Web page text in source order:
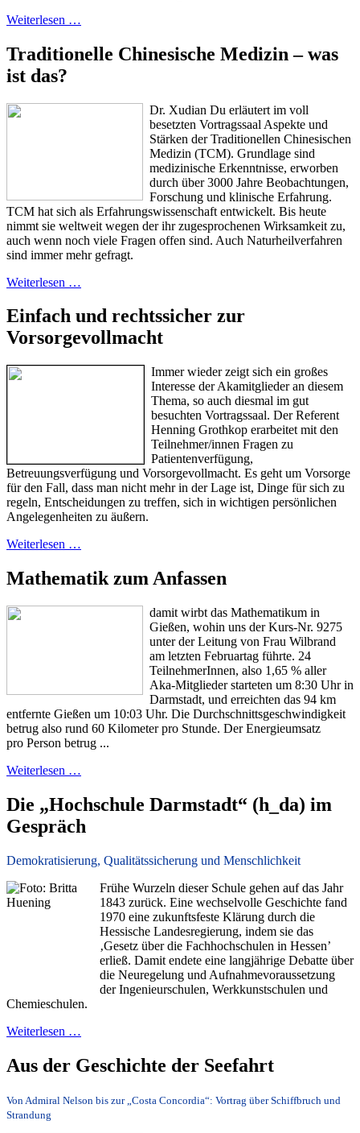
Weiterlesen …
Traditionelle Chinesische Medizin – was
ist das?
Dr. Xudian Du erläutert im voll
besetzten Vortragssaal Aspekte und
Stärken der Traditionellen Chinesischen
Medizin (TCM). Grundlage sind
medizinische Erkenntnisse, erworben
durch über 3000 Jahre Beobachtungen,
Forschung und klinische Erfahrung.
TCM hat sich als Erfahrungswissenschaft entwickelt. Bis heute
nimmt sie weltweit wegen der ihr zugesprochenen Wirksamkeit zu,
auch wenn noch viele Fragen offen sind. Auch Naturheilverfahren
sind immer mehr gefragt.
Weiterlesen …
Einfach und rechtssicher zur
Vorsorgevollmacht
Immer wieder zeigt sich ein großes
Interesse der Akamitglieder an diesem
Thema, so auch diesmal im gut
besuchten Vortragssaal. Der Referent
Henning Grothkop erarbeitet mit den
Teilnehmer/innen Fragen zu
Patientenverfügung,
Betreuungsverfügung und Vorsorgevollmacht. Es geht um Vorsorge
für den Fall, dass man nicht mehr in der Lage ist, Dinge für sich zu
regeln, Entscheidungen zu treffen, sich in wichtigen persönlichen
Angelegenheiten zu äußern.
Weiterlesen …
Mathematik zum Anfassen
damit wirbt das Mathematikum in
Gießen, wohin uns der Kurs-Nr. 9275
unter der Leitung von Frau Wilbrand
am letzten Februartag führte. 24
TeilnehmerInnen, also 1,65 % aller
Aka-Mitglieder starteten um 8:30 Uhr in
Darmstadt, und erreichten das 94 km
entfernte Gießen um 10:03 Uhr. Die Durchschnittsgeschwindigkeit
betrug also rund 60 Kilometer pro Stunde. Der Energieumsatz
pro Person betrug ...
Weiterlesen …
Die „Hochschule Darmstadt“ (h_da) im
Gespräch
Demokratisierung, Qualitätssicherung und Menschlichkeit
Frühe Wurzeln dieser Schule gehen auf das Jahr
1843 zurück. Eine wechselvolle Geschichte fand
1970 eine zukunftsfeste Klärung durch die
Hessische Landesregierung, indem sie das
‚Gesetz über die Fachhochschulen in Hessen’
erließ. Damit endete eine langjährige Debatte über
die Neuregelung und Aufnahmevoraussetzung
der Ingenieurschulen, Werkkunstschulen und
Chemieschulen.
Weiterlesen …
Aus der Geschichte der Seefahrt
Von Admiral Nelson bis zur „Costa Concordia“: Vortrag über Schiffbruch und
Strandung